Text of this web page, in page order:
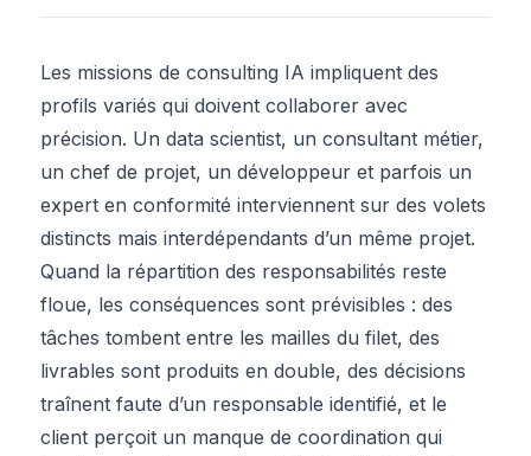
Les missions de consulting IA impliquent des
profils variés qui doivent collaborer avec
précision. Un data scientist, un consultant métier,
un chef de projet, un développeur et parfois un
expert en conformité interviennent sur des volets
distincts mais interdépendants d’un même projet.
Quand la répartition des responsabilités reste
floue, les conséquences sont prévisibles : des
tâches tombent entre les mailles du filet, des
livrables sont produits en double, des décisions
traînent faute d’un responsable identifié, et le
client perçoit un manque de coordination qui